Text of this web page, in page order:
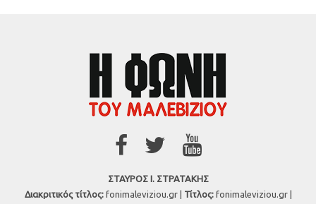
ΣΤΑΥΡΟΣ Ι. ΣΤΡΑΤΑΚΗΣ
Διακριτικός τίτλος:fonimaleviziou.gr | Τίτλος:fonimaleviziou.gr |